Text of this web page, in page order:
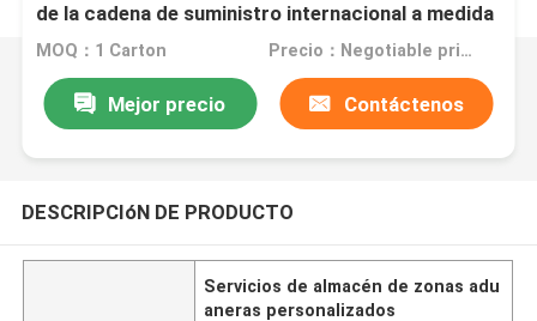
de la cadena de suministro internacional a medida
MOQ：1 Carton Precio：Negotiable price
Mejor precio Contáctenos
DESCRIPCIóN DE PRODUCTO
Servicios de almacén de zonas adu
aneras personalizados